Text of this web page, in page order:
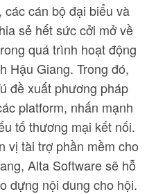
cán bộ đại biểu và
sẻ hết sức cởi mở về
quá trình hoạt động
Hậu Giang. Trong đó,
đề xuất phương pháp
platform, nhấn mạnh
tố thương mại kết nối.
vị tài trợ phần mềm cho
Alta Software sẽ hỗ
dựng nội dung cho hội.